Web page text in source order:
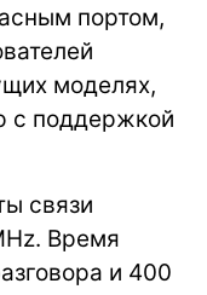
портом,
моделях,
с поддержкой
связи
Время
и 400